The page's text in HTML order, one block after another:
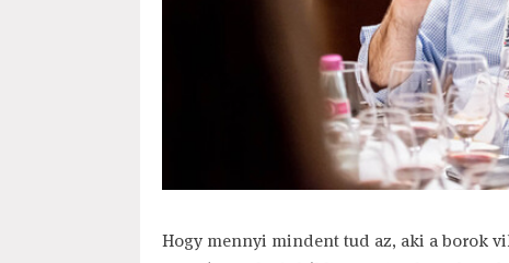
Hogy mennyi mindent tud az, aki a borok